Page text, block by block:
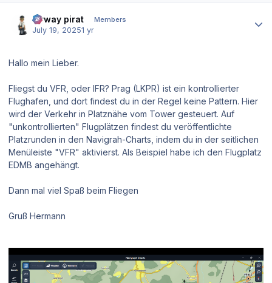
airway pirat Members
July 19, 20251 yr
Hallo mein Lieber.
Fliegst du VFR, oder IFR? Prag (LKPR) ist ein kontrollierter
Flughafen, und dort findest du in der Regel keine Pattern. Hier
wird der Verkehr in Platznähe vom Tower gesteuert. Auf
"unkontrollierten" Flugplätzen findest du veröffentlichte
Platzrunden in den Navigrah-Charts, indem du in der seitlichen
Menüleiste "VFR" aktivierst. Als Beispiel habe ich den Flugplatz
EDMB angehängt.
Dann mal viel Spaß beim Fliegen
Gruß Hermann